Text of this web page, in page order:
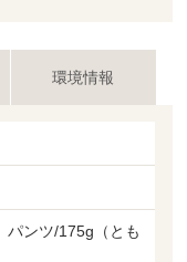
環境情報
パンツ/175g（とも